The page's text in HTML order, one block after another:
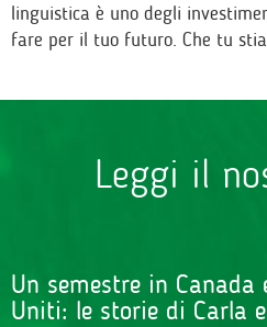
linguistica è uno degli
fare per il tuo futuro. Che tu
Leggi il
Un semestre in
Uniti: le storie di Carla